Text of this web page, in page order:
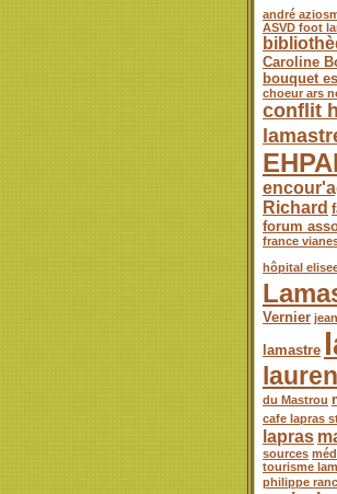
andré
ASVD foot
Caroline
bouquet
choeur ars
conflit
Richard
forum
france
hôpital
Vernier
lamastre
du Mastrou
cafe lapras
lapras
sources
tourisme
philippe ranc